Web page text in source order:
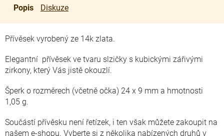
Popis Diskuze
Přívěsek vyrobený ze 14k zlata.
Elegantní přívěsek ve tvaru slzičky s kubickými zářivými
zirkony, který Vás jistě okouzlí.
Šperk o rozměrech (včetně očka) 24 x 9 mm a hmotnosti
1,05 g.
Součástí přívěsku není řetízek, i ten však můžete zakoupit na
našem e-shopu. Vyberte si z několika nabízených druhů v